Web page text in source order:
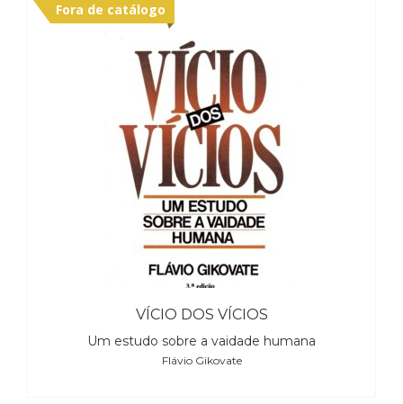
Fora de catálogo
VÍCIO DOS VÍCIOS
Um estudo sobre a vaidade humana
Flávio Gikovate